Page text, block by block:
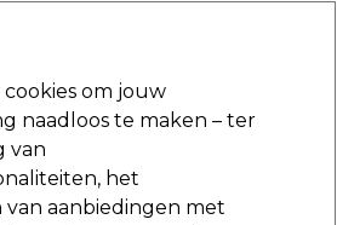
Aanmelden
Elektra
dag geleverd*
maandag t/m vrijdag
om jouw
naadloos te maken – ter
van
het
van aanbiedingen met